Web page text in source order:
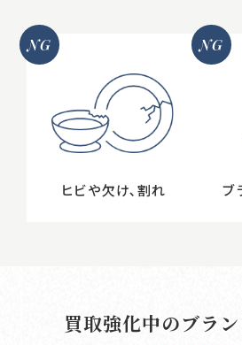
NG
ヒビや欠け､割れ
NG
ブ
買取強化中のブラ